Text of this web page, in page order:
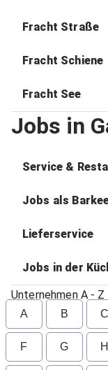
Fracht Straße
Fracht Schiene
Fracht See
Jobs in
Service &
Jobs als
Lieferservice
Jobs in der
Unternehmen A - Z
A B C
F G H